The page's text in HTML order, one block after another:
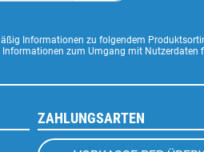
Informationen zu folgendem
zum Umgang mit Nutzerdaten
ZAHLUNGSARTEN